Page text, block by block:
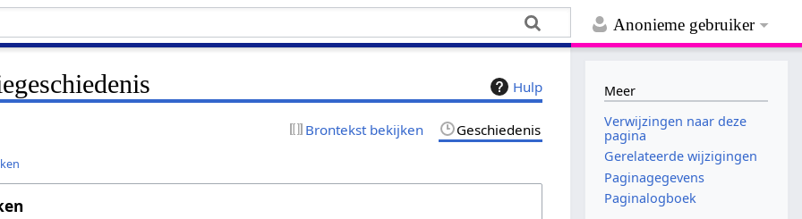
Anonieme gebruiker
Hulp
Brontekst bekijken Geschiedenis
Meer
Verwijzingen naar deze
pagina
Gerelateerde wijzigingen
Paginagegevens
Paginalogboek